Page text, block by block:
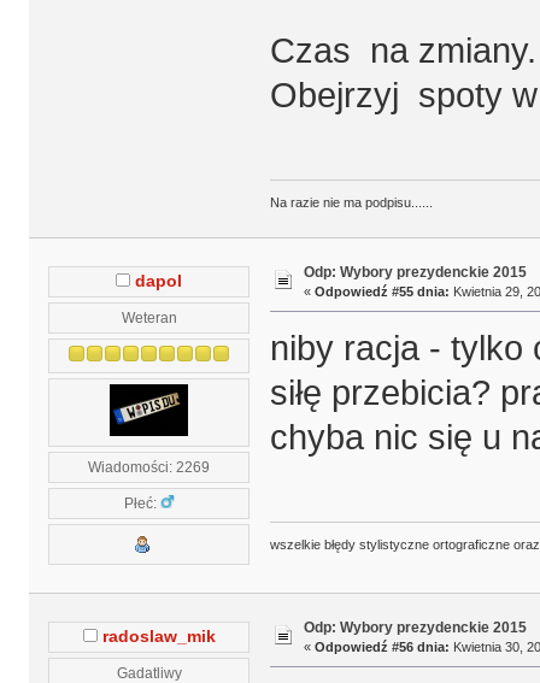
Czas na zmiany.
Obejrzyj spoty
Na razie nie ma podpisu......
dapol
Weteran
Wiadomości: 2269
Płeć:
Odp: Wybory prezydenckie 2015
« Odpowiedź #55 dnia: Kwietnia 29,
niby racja - tylko
siłę przebicia?
chyba nic się u
wszelkie błędy stylistyczne ortograficzne
radoslaw_mik
Gadatliwy
Odp: Wybory prezydenckie 2015
« Odpowiedź #56 dnia: Kwietnia 30,